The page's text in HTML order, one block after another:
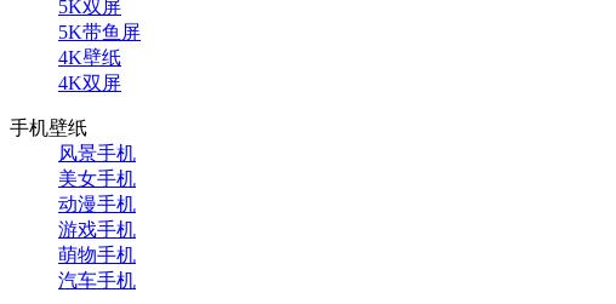
5K双屏
5K带鱼屏
4K壁纸
4K双屏
手机壁纸
风景手机
美女手机
动漫手机
游戏手机
萌物手机
汽车手机